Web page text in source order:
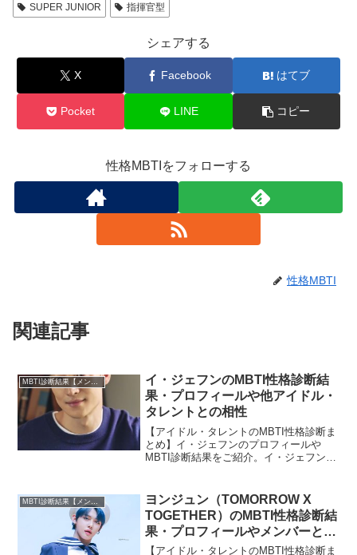
SUPER JUNIOR
指揮官型
シェアする
X Facebook はてブ
Pocket LINE コピー
性格MBTIをフォローする
性格MBTI
関連記事
MBTI診断結果【メンバー・個人別】
イ・ジェフンのMBTI性格診断結
果・プロフィールや他アイドル・
タレントとの相性
【アイドル・タレントのMBTI性格診断ま
とめ】イ・ジェフンのプロフィールや
MBTI診断結果をご紹介。イ・ジェフンと
ヨンジュン（TOMORROW X
TOGETHER）のMBTI性格診断結
果・プロフィールやメンバーとの
相性
【アイドル・タレントのMBTI性格診断ま